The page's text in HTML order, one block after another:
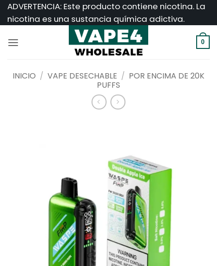
Saltar
ADVERTENCIA: Este producto contiene nicotina. La
nicotina es una sustancia química adictiva.
0
INICIO / VAPE DESECHABLE / POR ENCIMA DE 20K
PUFFS